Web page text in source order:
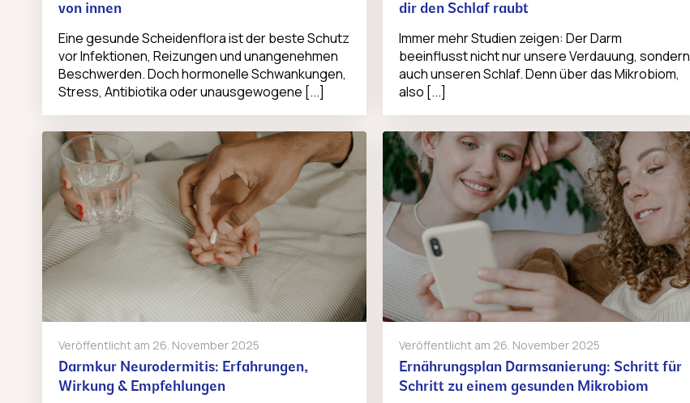
von innen
Eine gesunde Scheidenflora ist der beste Schutz
vor Infektionen, Reizungen und unangenehmen
Beschwerden. Doch hormonelle Schwankungen,
Stress, Antibiotika oder unausgewogene [...]
dir den Schlaf raubt
Immer mehr Studien zeigen: Der Darm
beeinflusst nicht nur unsere Verdauung, sondern
auch unseren Schlaf. Denn über das Mikrobiom,
also [...]
Veröffentlicht am 26. November 2025
Darmkur Neurodermitis: Erfahrungen,
Wirkung & Empfehlungen
Veröffentlicht am 26. November 2025
Ernährungsplan Darmsanierung: Schritt für
Schritt zu einem gesunden Mikrobiom